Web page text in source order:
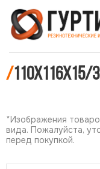
/110х116х15/
*Изображения
вида. Пожалуйста,
перед покупкой.